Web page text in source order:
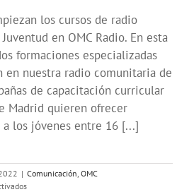
los cursos de radio
en OMC Radio. En esta
formaciones especializadas
en nuestra radio comunitaria de
de capacitación curricular
Madrid quieren ofrecer
los jóvenes entre 16 [...]
| Comunicación OMC
en